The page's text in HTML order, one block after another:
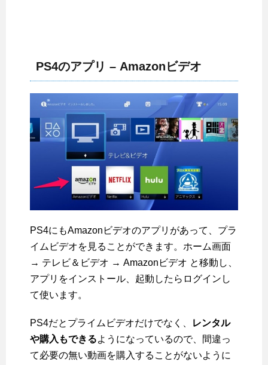
PS4のアプリ – Amazonビデオ
PS4にもAmazonビデオのアプリがあって、プラ
イムビデオを見ることができます。ホーム画面
→ テレビ＆ビデオ → Amazonビデオ と移動し、
アプリをインストール、起動したらログインし
て使います。
PS4だとプライムビデオだけでなく、
レンタル
や購入もできるようになっているので、間違っ
て必要の無い動画を購入することがないように